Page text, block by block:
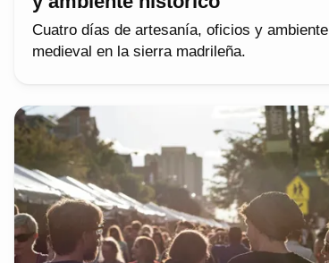
Cuatro días de artesanía, oficios y ambiente
medieval en la sierra madrileña.